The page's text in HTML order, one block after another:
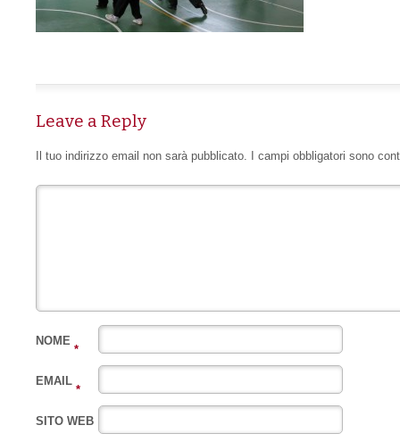
Leave a Reply
Il tuo indirizzo email non sarà pubblicato. I campi obbligatori sono
NOME
*
EMAIL
*
SITO WEB